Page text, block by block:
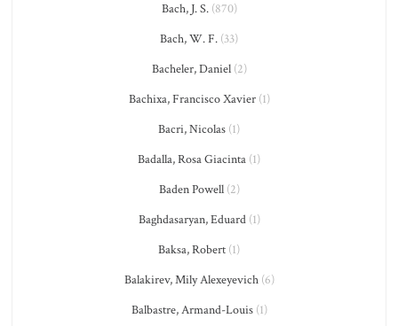
Bach, J. S.(870)
Bach, W. F. (33)
Bacheler, Daniel(2)
Bachixa, Francisco Xavier(1)
Bacri, Nicolas (1)
Badalla, Rosa Giacinta (1)
Baden Powell(2)
Baghdasaryan, Eduard(1)
Baksa, Robert (1)
Balakirev, Mily Alexeyevich(6)
Balbastre, Armand-Louis(1)